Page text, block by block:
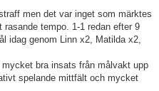
men det var inget som märktes
tempo. 1-1 redan efter 9
idag genom Linn x2, Matilda x2,
bra insats från målvakt upp
spelande mittfält och mycket